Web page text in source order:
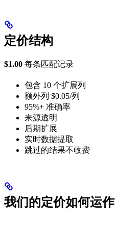
定价结构
$1.00 每条匹配记录
包含 10 个扩展列
额外列 $0.05/列
95%+ 准确率
来源透明
后期扩展
实时数据提取
跳过的结果不收费
我们的定价如何运作